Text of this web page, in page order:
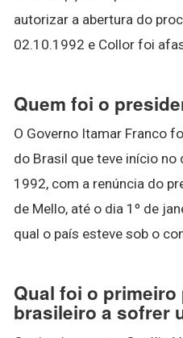
autorizar a abertura do
02.10.1992 e Collor foi
Quem foi o
O Governo Itamar Franco
do Brasil que teve início
1992, com a renúncia do
de Mello, até o dia 1º de
qual o país esteve sob o
Qual foi o
brasileiro a sofrer